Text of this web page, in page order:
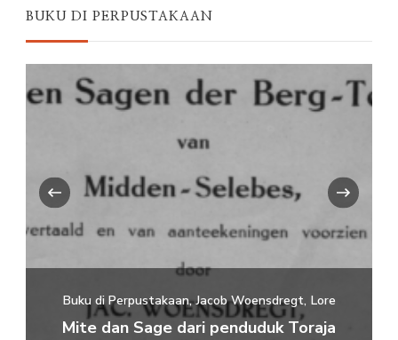
BUKU DI PERPUSTAKAAN
Buku di Perpustakaan Jacob Woensdregt Lore
Mite dan Sage dari penduduk Toraja
‹